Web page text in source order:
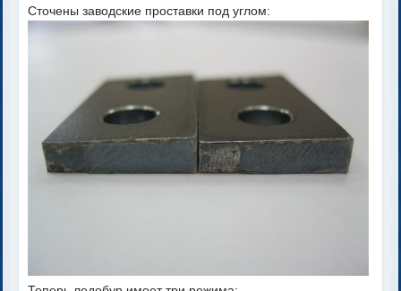
Сточены заводские проставки под углом: